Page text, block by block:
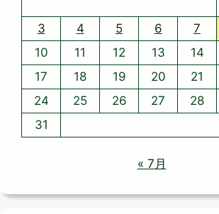
3
4 5 6 7
10
11 12 13 14
17
18 19 20 21
24
25 26 27 28
31
« 7月